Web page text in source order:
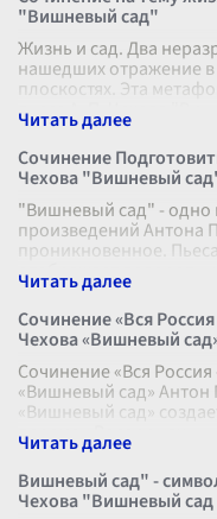
"Вишневый сад"
Жизнь и сад. Два
нашедших отражение
плоскостях. Эта
пьесе А. П. Чехова
Сочинение
Чехова "Вишневый
"Вишневый сад" - одно
произведений Антона
проникновенное.
отображает
Сочинение «Вся
Чехова «Вишневый
Сочинение «Вся
«Вишневый сад» Антон
«Вишневый сад»
перемен России нач
Вишневый сад" -
Чехова "Вишневый сад